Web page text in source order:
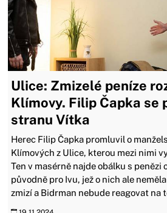
Ulice: Zmizelé peníze
Klímovy. Filip Čapka se
stranu Vítka
Herec Filip Čapka promluvil o
Klímových z Ulice, kterou mezi nimi
Ten v masérně najde obálku s penězi
původně pro Ivu, jež o nich ale
zmizí a Bidrman nebude reagovat na